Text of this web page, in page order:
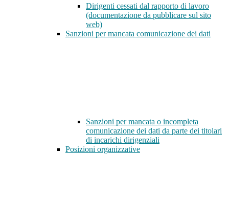
Dirigenti cessati dal rapporto di lavoro
(documentazione da pubblicare sul sito
web)
Sanzioni per mancata comunicazione dei dati
Sanzioni per mancata o incompleta
comunicazione dei dati da parte dei titolari
di incarichi dirigenziali
Posizioni organizzative